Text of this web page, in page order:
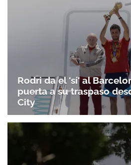
Rodri da el 'sí' al
puerta a su traspaso
City